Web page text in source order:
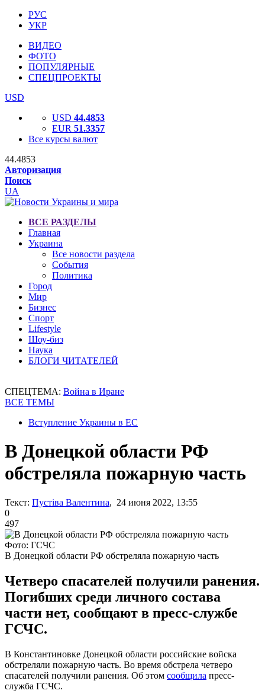
РУС
УКР
ВИДЕО
ФОТО
ПОПУЛЯРНЫЕ
СПЕЦПРОЕКТЫ
USD
USD 44.4853
EUR 51.3357
Все курсы валют
44.4853
Авторизация
Поиск
UA
ВСЕ РАЗДЕЛЫ
Главная
Украина
Все новости раздела
События
Политика
Город
Мир
Бизнес
Спорт
Lifestyle
Шоу-биз
Наука
БЛОГИ ЧИТАТЕЛЕЙ
СПЕЦТЕМА: Война в Иране
ВСЕ ТЕМЫ
Вступление Украины в ЕС
В Донецкой области РФ
обстреляла пожарную часть
Текст: Пустіва Валентина, 24 июня 2022, 13:55
0
497
Фото: ГСЧС
В Донецкой области РФ обстреляла пожарную часть
Четверо спасателей получили ранения.
Погибших среди личного состава
части нет, сообщают в пресс-службе
ГСЧС.
В Константиновке Донецкой области российские войска
обстреляли пожарную часть. Во время обстрела четверо
спасателей получили ранения. Об этом сообщила пресс-
служба ГСЧС.